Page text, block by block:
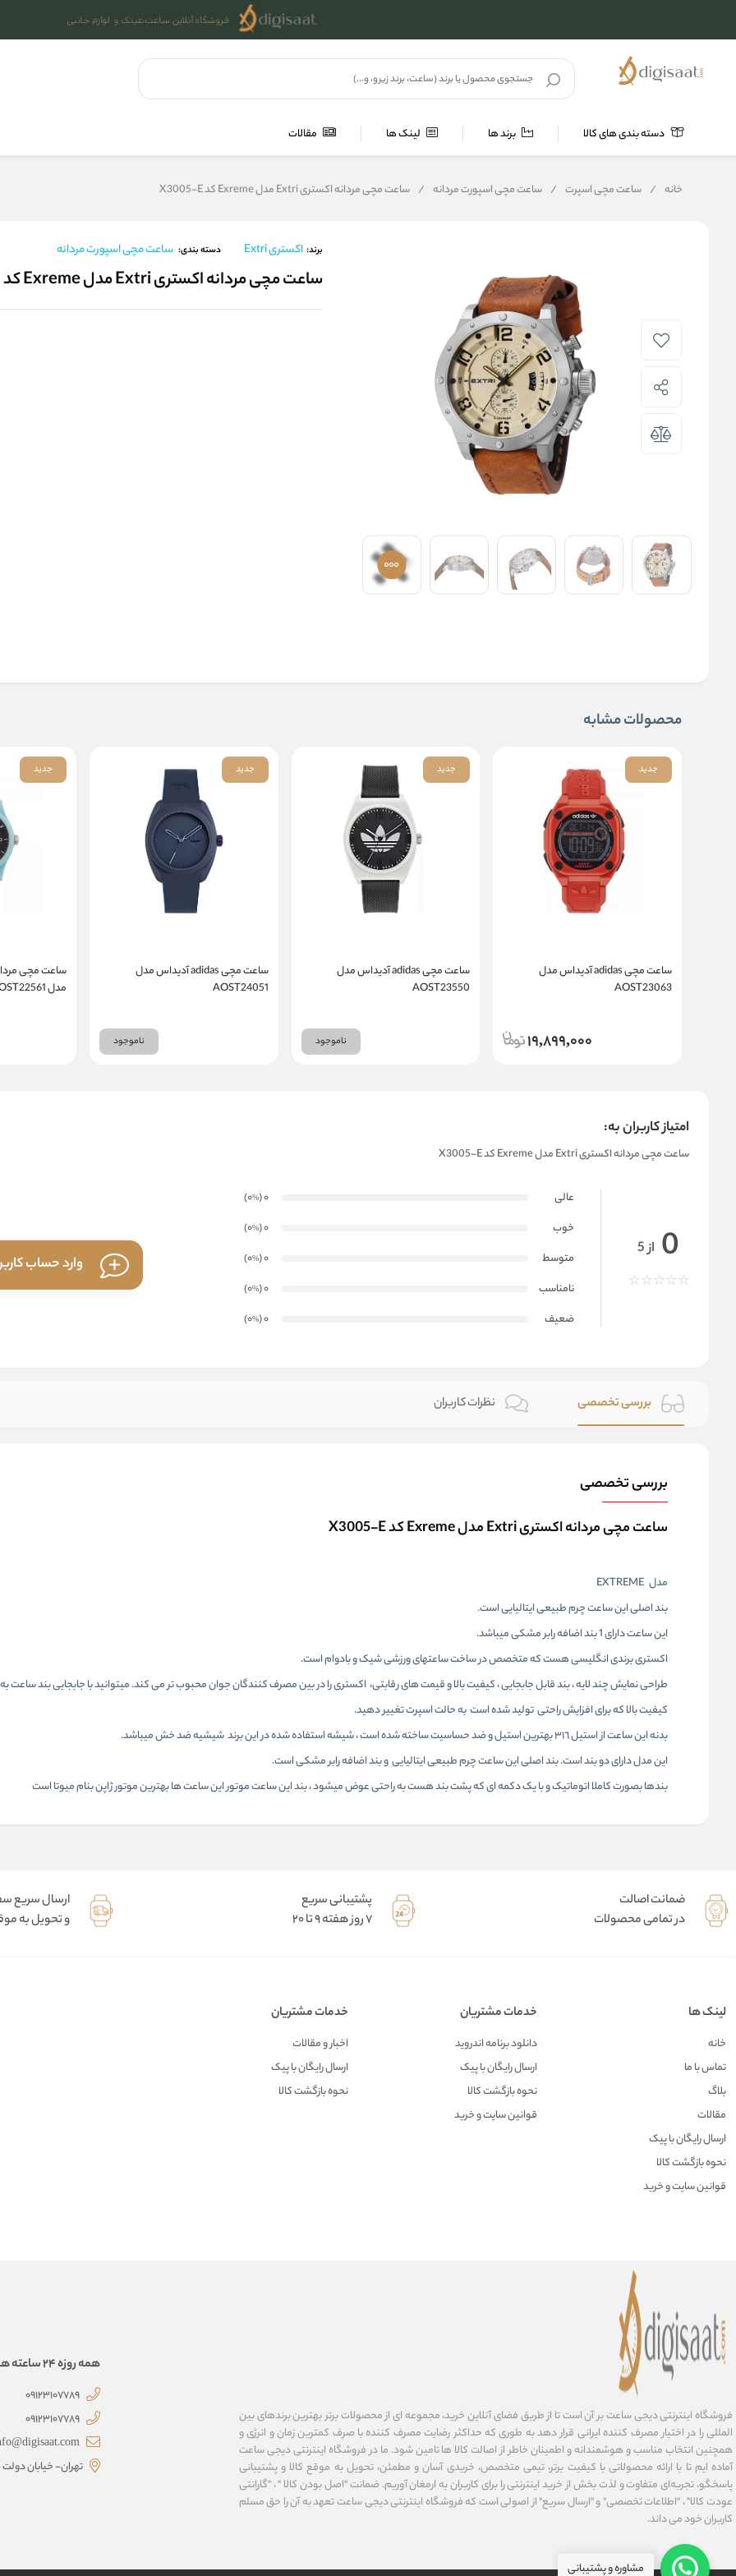
دسته بندی های کالا برند ها لینک ها مقالات
خانه / ساعت مچی اسپرت / ساعت مچی اسپورت مردانه / ساعت مچی مردانه اکستری Extri مدل Exreme کد X3005-E
برند: اکستری Extri دسته بندی: ساعت مچی اسپورت مردانه
ساعت مچی مردانه اکستری Extri مدل Exreme کد X3005-E
محصولات مشابه
جدید
ساعت مچی adidas آدیداس مدل
AOST23063
19,899,000
جدید
ساعت مچی adidas آدیداس مدل
AOST23550
ناموجود
جدید
ساعت مچی adidas آدیداس مدل
AOST24051
ناموجود
جدید
مدل AOST22561
امتیاز کاربران به:
ساعت مچی مردانه اکستری Extri مدل Exreme کد X3005-E
0 از 5
عالی 0
(0
%
)
خوب
0
(0
%
)
متوسط
0
(0
%
)
نامناسب
0
(0
%
)
ضعیف
0
(0
%
)
وارد حساب
بررسی تخصصی نظرات کاربران
بررسی تخصصی
ساعت مچی مردانه اکستری Extri مدل Exreme کد X3005-E
مدل EXTREME
بند اصلی این ساعت چرم طبیعی ایتالیایی است.
این ساعت دارای 1 بند اضافه رابر مشکی میباشد.
اکستری برندی انگلیسی هست که متخصص در ساخت ساعتهای ورزشی شیک و بادوام است.
طراحی نمایش چند لایه ، بند قابل جابجایی ، کیفیت بالا و قیمت های رقابتی، اکستری را در بین مصرف کنندگان جوان محبوب تر می کند. میتوانید با جابجایی بند ساعت
کیفیت بالا که برای افزایش راحتی تولید شده است به حالت اسپرت تغییر دهید.
بدنه این ساعت از استیل ٣١٦ بهترین استیل و ضد حساسیت ساخته شده است ، شیشه استفاده شده در این برند شیشیه ضد خش میباشد.
این مدل دارای دو بند است. بند اصلی این ساعت چرم طبیعی ایتالیایی و بند اضافه رابر مشکی است.
بندها بصورت کاملا اتوماتیک و با یک دکمه ای که پشت بند هست به راحتی عوض میشود ، بند این ساعت موتور این ساعت ها بهترین موتور ژاپن بنام میوتا است
ضمانت اصالت
در تمامی محصولات
پشتیبانی سریع
7 روز هفته 9 تا 20
ارسال سریع
و تحویل به
لینک ها
خانه
تماس با ما
بلاگ
مقالات
ارسال رایگان با پیک
نحوه بازگشت کالا
قوانین سایت و خرید
خدمات مشتریان
دانلود برنامه اندروید
ارسال رایگان با پیک
نحوه بازگشت کالا
قوانین سایت و خرید
خدمات مشتریان
اخبار و مقالات
ارسال رایگان با پیک
نحوه بازگشت کالا
فروشگاه اینترنتی دیجی ساعت بر آن است تا از طریق فضای آنلاین خرید، مجموعه‌ ای از محصولات برتر بهترین برندهای بین
المللی را در اختیار مصرف کننده ایرانی قرار دهد به طوری که حداکثر رضایت مصرف کننده با صرف کمترین زمان و انرژی و
همچنین انتخاب مناسب و هوشمندانه و اطمینان خاطر از اصالت کالا ها تامین شود. ما در فروشگاه اینترنتی دیجی ساعت
آماده ایم تا با ارائه محصولاتی با کیفیت برتر، تیمی متخصص، خریدی آسان و مطمئن، تحویل به موقع کالا و پشتیبانی
پاسخگو، تجربه‌ای متفاوت و لذت بخش از خرید اینترنتی را برای کاربران به ارمغان آوریم. ضمانت "اصل بودن کالا " ، "گارانتی
عودت کالا" ، "اطلاعات تخصصی" و "ارسال سریع" از اصولی است که فروشگاه اینترنتی دیجی ساعت تعهد به آن را حق مسلم
کاربران خود می داند.
همه روزه 24 ساعته همراهتیم
09123107789
09123107789
تهران- خیابان دولت
مشاوره و پشتیبانی